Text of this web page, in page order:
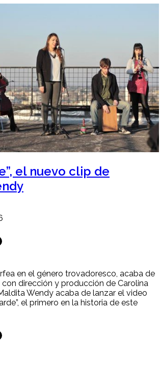
el nuevo clip de
en el género trovadoresco, acaba de
dirección y producción de Carolina
Wendy acaba de lanzar el video
el primero en la historia de este